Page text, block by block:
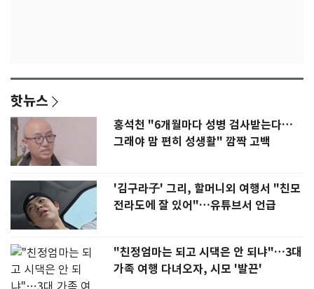
핫뉴스
홍석천 "6개월마다 성병 검사받는다…
그래야 맘 편히 성생활" 깜짝 고백
'김구라子' 그리, 할머니외 여행서 "친모
전라도에 잘 있어"…유튜브서 언급
"친정엄마는 되고 시댁은 안 되냐"…3대
가족 여행 다녀오자, 시모 '발끈'